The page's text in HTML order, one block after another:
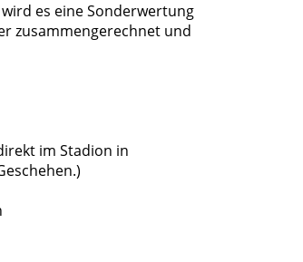
es eine Sonderwertung
zusammengerechnet und
im Stadion in